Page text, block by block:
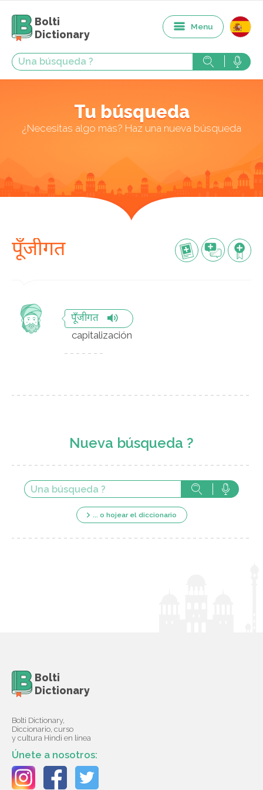
Bolti
Dictionary
Menu
Tu búsqueda
¿Necesitas algo más? Haz una nueva búsqueda
पूँजीगत
पूँजीगत
capitalización
Nueva búsqueda ?
... o hojear el diccionario
Bolti
Dictionary
Bolti Dictionary,
Diccionario, curso
y cultura Hindi en línea
Únete a nosotros: